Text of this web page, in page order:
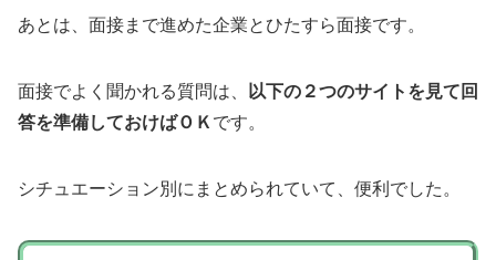
あとは、面接まで進めた企業とひたすら面接です。
面接でよく聞かれる質問は、
以下の２つのサイトを見て回
答を準備しておけばＯＫ です。
シチュエーション別にまとめられていて、便利でした。